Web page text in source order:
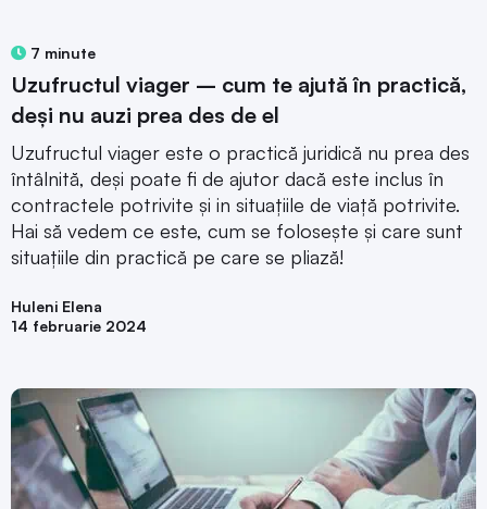
7 minute
Uzufructul viager – cum te ajută în practică,
deși nu auzi prea des de el
Uzufructul viager este o practică juridică nu prea des
întâlnită, deși poate fi de ajutor dacă este inclus în
contractele potrivite și in situațiile de viață potrivite.
Hai să vedem ce este, cum se folosește și care sunt
situațiile din practică pe care se pliază!
Huleni Elena
14 februarie 2024